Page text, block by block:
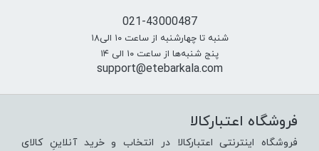
021-43000487
شنبه تا چهارشنبه از ساعت ۱۰ الی۱۸
پنج شنبه‌ها از ساعت ۱۰ الی ۱۴
support@etebarkala.com
فروشگاه اعتبارکالا
فروشگاه اینترنتی اعتبارکالا در انتخاب و خرید آنلاینِ کالای